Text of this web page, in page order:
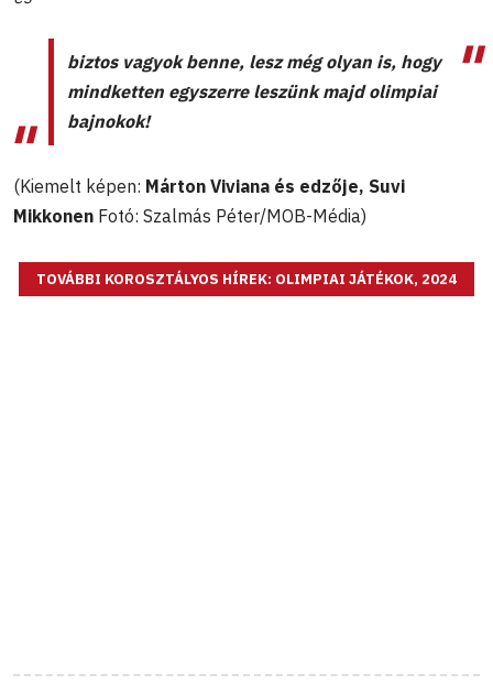
biztos vagyok benne, lesz még olyan is, hogy
mindketten egyszerre leszünk majd olimpiai
bajnokok!
(Kiemelt képen: Márton Viviana és edzője, Suvi
Mikkonen Fotó: Szalmás Péter/MOB-Média)
TOVÁBBI KOROSZTÁLYOS HÍREK: OLIMPIAI JÁTÉKOK, 2024